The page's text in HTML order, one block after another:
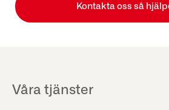
Kontakta oss så
Våra tjänster